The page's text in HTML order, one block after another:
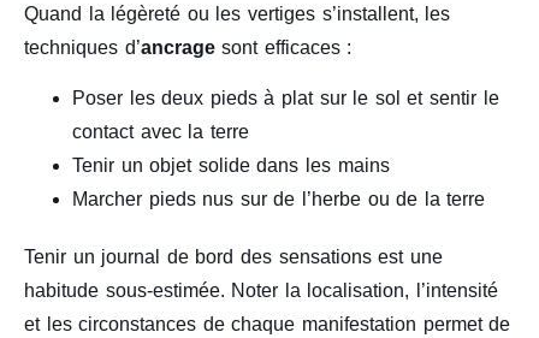
Quand la légèreté ou les vertiges s’installent, les
techniques d’ancragesont efficaces :
Poser les deux pieds à plat sur le sol et sentir le
contact avec la terre
Tenir un objet solide dans les mains
Marcher pieds nus sur de l’herbe ou de la terre
Tenir un journal de bord des sensations est une
habitude sous-estimée. Noter la localisation, l’intensité
et les circonstances de chaque manifestation permet de